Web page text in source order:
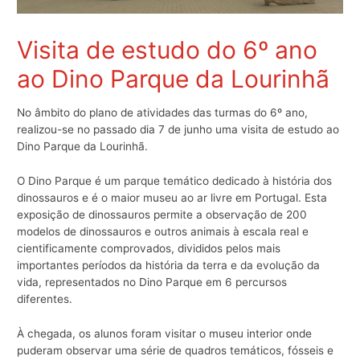
Visita de estudo do 6º ano
ao Dino Parque da Lourinhã
No âmbito do plano de atividades das turmas do 6º ano,
realizou-se no passado dia 7 de junho uma visita de estudo ao
Dino Parque da Lourinhã.
O Dino Parque é um parque temático dedicado à história dos
dinossauros e é o maior museu ao ar livre em Portugal. Esta
exposição de dinossauros permite a observação de 200
modelos de dinossauros e outros animais à escala real e
cientificamente comprovados, divididos pelos mais
importantes períodos da história da terra e da evolução da
vida, representados no Dino Parque em 6 percursos
diferentes.
À chegada, os alunos foram visitar o museu interior onde
puderam observar uma série de quadros temáticos, fósseis e